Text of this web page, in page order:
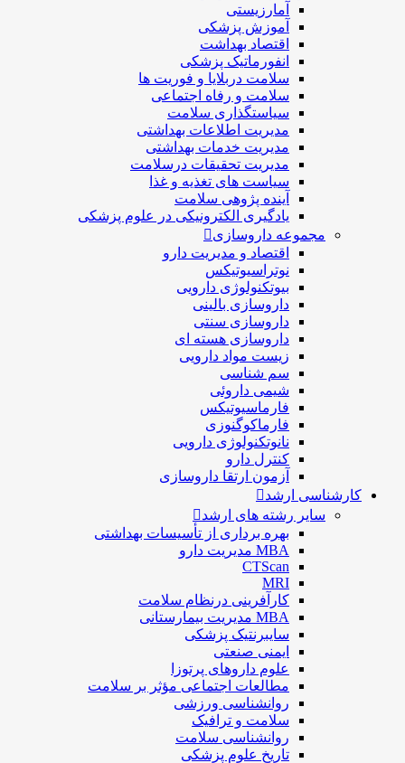
آمارزیستی
آموزش پزشکی
اقتصاد بهداشت
انفورماتیک پزشکی
سلامت دربلايا و فوريت ها
سلامت و رفاه اجتماعی
سیاستگذاری سلامت
مدیریت اطلاعات بهداشتی
مدیریت خدمات بهداشتی
مدیریت تحقیقات درسلامت
سیاست های تغذیه و غذا
آینده پژوهی سلامت
یادگیری الکترونیکی در علوم پزشکی
مجموعه داروسازی
اقتصاد و مديريت دارو
نوتراسیوتیکس
بيوتكنولوژی دارویی
داروسازی بالينی
داروسازی سنتی
داروسازی هسته ای
زیست مواد دارویی
سم شناسی
شيمی داروئی
فارماسيوتيكس
فارماكوگنوزی
نانوتکنولوژی دارویی
كنترل دارو
آزمون ارتقا داروسازی
کارشناسی ارشد
سایر رشته های ارشد
بهره برداری از تأسیسات بهداشتی
MBA مدیریت دارو
CTScan
MRI
کارآفرینی درنظام سلامت
MBA مدیریت بیمارستانی
سایبرنتیک پزشکی
ایمنی صنعتی
علوم داروهای پرتوزا
مطالعات اجتماعی مؤثر بر سلامت
روانشناسی ورزشی
سلامت و ترافیک
روانشناسی سلامت
تاریخ علوم پزشکی